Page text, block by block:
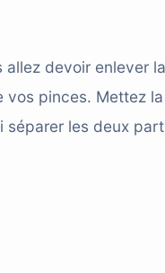
devoir enlever
pinces. Mettez
les deux